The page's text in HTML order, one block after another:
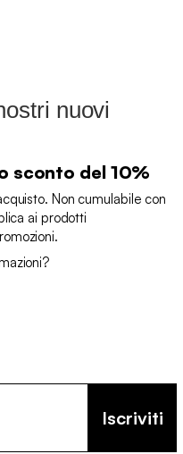
nuovi
sconto del 10%
Non cumulabile con
ai prodotti
Iscriviti